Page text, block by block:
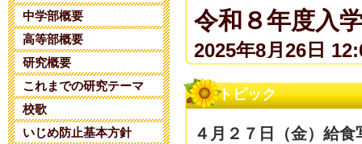
中学部概要
高等部概要
研究概要
これまでの研究テーマ
校歌
いじめ防止基本方針
令和８年度入
2025年8月26日
夏期コンサル
2025年6月14日
トピック
４月２７日（金）給食